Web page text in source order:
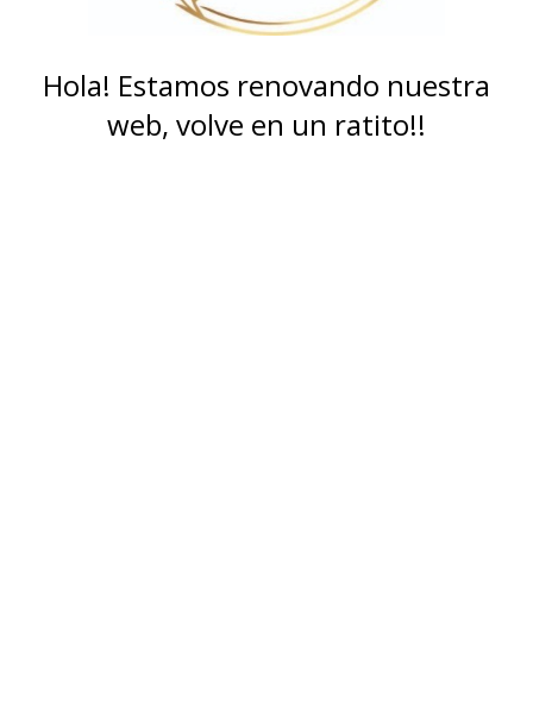
Hola! Estamos renovando nuestra
web, volve en un ratito!!